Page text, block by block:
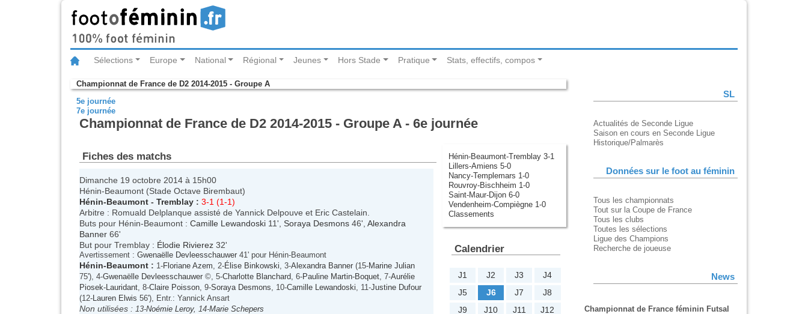
Sélections Europe National Régional Jeunes Hors Stade Pratique Stats, effectifs, compos
Championnat de France de D2 2014-2015 - Groupe A
5e journée
7e journée
Championnat de France de D2 2014-2015 - Groupe A - 6e journée
Hénin-Beaumont-Tremblay 3-1
Lillers-Amiens 5-0
Nancy-Templemars 1-0
Rouvroy-Bischheim 1-0
Saint-Maur-Dijon 6-0
Vendenheim-Compiègne 1-0
Classements
Fiches des matchs
Dimanche 19 octobre 2014 à 15h00
Hénin-Beaumont (Stade Octave Birembaut)
Hénin-Beaumont - Tremblay : 3-1 (1-1)
Arbitre : Romuald Delplanque assisté de Yannick Delpouve et Eric Castelain.
Buts pour Hénin-Beaumont : Camille Lewandoski 11', Soraya Desmons 46', Alexandra
Banner 66'
But pour Tremblay : Élodie Rivierez 32'
Avertissement : Gwenaëlle Devleesschauwer 41' pour Hénin-Beaumont
Hénin-Beaumont : 1-Floriane Azem , 2-Élise Binkowski , 3-Alexandra Banner (15-Marine Julian
75'), 4-Gwenaëlle Devleesschauwer ©, 5-Charlotte Blanchard , 6-Pauline Martin-Boquet , 7-Aurélie
Piosek-Lauridant , 8-Claire Poisson , 9-Soraya Desmons , 10-Camille Lewandoski , 11-Justine Dufour
(12- Lauren Elwis 56'), Entr.: Yannick Ansart
Non utilisées : 13-Noémie Leroy, 14-Marie Schepers
Calendrier
J1 J2 J3
J4
J5
J6 J7
J8
J9
J10 J11
J12
SL
Actualités de Seconde Ligue
Saison en cours en Seconde Ligue
Historique/Palmarès
Données sur le foot au féminin
Tous les championnats
Tout sur la Coupe de France
Tous les clubs
Toutes les sélections
Ligue des Champions
Recherche de joueuse
News
Championnat de France féminin Futsal